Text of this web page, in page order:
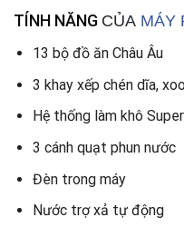
TÍNH NĂNG CỦA MÁY
13 bộ đồ ăn Châu Âu
3 khay xếp chén dĩa,
Hệ thống làm khô
3 cánh quạt phun nước
Đèn trong máy
Nước trợ xả tự động